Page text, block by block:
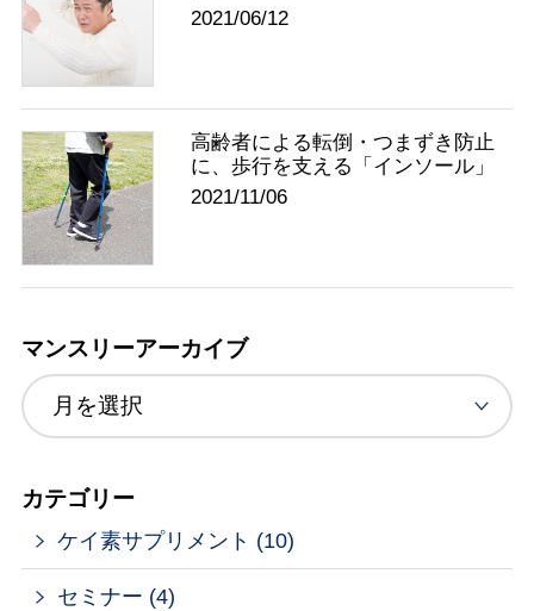
2021/06/12
高齢者による転倒・つまずき防止
に、歩行を支える「インソール」
2021/11/06
マンスリーアーカイブ
カテゴリー
ケイ素サプリメント (10)
セミナー (4)